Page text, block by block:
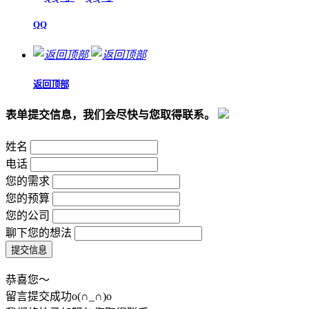
QQ
返回顶部
表单提交信息，我们会尽快与您取得联系。
姓名
电话
您的需求
您的预算
您的公司
聊下您的想法
恭喜您～
留言提交成功o(∩_∩)o